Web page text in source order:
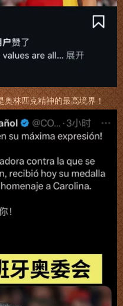
奥林匹克精神的最高境界！